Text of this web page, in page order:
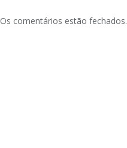
Os comentários estão fechados.